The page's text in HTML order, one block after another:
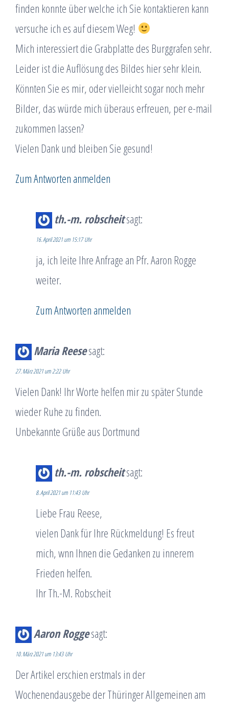
finden konnte über welche ich Sie kontaktieren kann
versuche ich es auf diesem Weg!
Mich interessiert die Grabplatte des Burggrafen sehr.
Leider ist die Auflösung des Bildes hier sehr klein.
Könnten Sie es mir, oder vielleicht sogar noch mehr
Bilder, das würde mich überaus erfreuen, per e-mail
zukommen lassen?
Vielen Dank und bleiben Sie gesund!
Zum Antworten anmelden
th.-m. robscheitsagt:
16. April 2021 um 15:17 Uhr
ja, ich leite Ihre Anfrage an Pfr. Aaron Rogge
weiter.
Zum Antworten anmelden
Maria Reesesagt:
27. März 2021 um 2:22 Uhr
Vielen Dank! Ihr Worte helfen mir zu später Stunde
wieder Ruhe zu finden.
Unbekannte Grüße aus Dortmund
th.-m. robscheitsagt:
8. April 2021 um 11:43 Uhr
Liebe Frau Reese,
vielen Dank für Ihre Rückmeldung! Es freut
mich, wnn Ihnen die Gedanken zu innerem
Frieden helfen.
Ihr Th.-M. Robscheit
Aaron Roggesagt:
10. März 2021 um 13:43 Uhr
Der Artikel erschien erstmals in der
Wochenendausgebe der Thüringer Allgemeinen am